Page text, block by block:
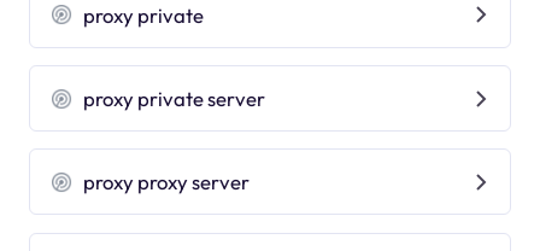
proxy private
proxy private server
proxy proxy server